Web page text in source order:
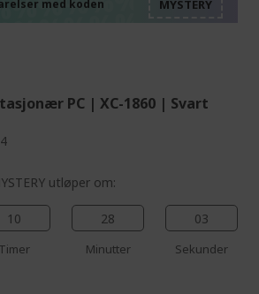
med koden
PC | XC-1860 | Svart
utløper om:
10
Timer
28
Minutter
02
Sekunder